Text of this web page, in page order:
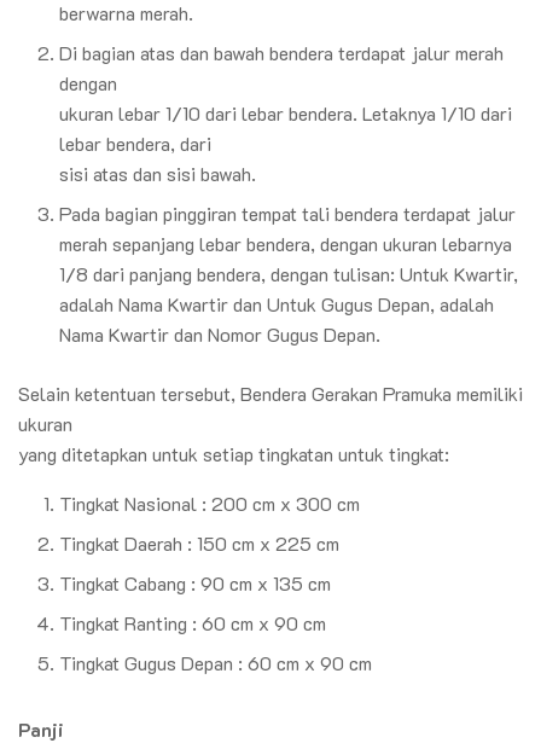
berwarna merah.
Di bagian atas dan bawah bendera terdapat jalur merah
dengan
ukuran lebar 1/10 dari lebar bendera. Letaknya 1/10 dari
lebar bendera, dari
sisi atas dan sisi bawah.
Pada bagian pinggiran tempat tali bendera terdapat jalur
merah sepanjang lebar bendera, dengan ukuran lebarnya
1/8 dari panjang bendera, dengan tulisan: Untuk Kwartir,
adalah Nama Kwartir dan Untuk Gugus Depan, adalah
Nama Kwartir dan Nomor Gugus Depan.
Selain ketentuan tersebut, Bendera Gerakan Pramuka memiliki
ukuran
yang ditetapkan untuk setiap tingkatan untuk tingkat:
Tingkat Nasional : 200 cm x 300 cm
Tingkat Daerah : 150 cm x 225 cm
Tingkat Cabang : 90 cm x 135 cm
Tingkat Ranting : 60 cm x 90 cm
Tingkat Gugus Depan : 60 cm x 90 cm
Panji